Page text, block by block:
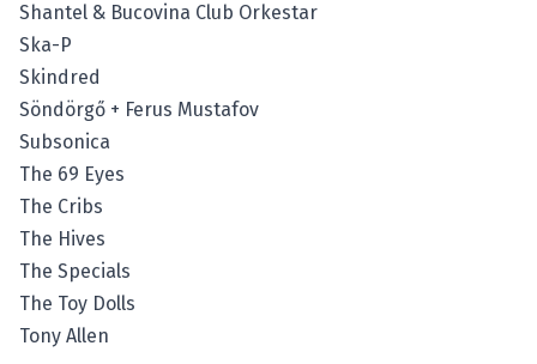
Shantel & Bucovina Club Orkestar
Ska-P
Skindred
Söndörgő + Ferus Mustafov
Subsonica
The 69 Eyes
The Cribs
The Hives
The Specials
The Toy Dolls
Tony Allen